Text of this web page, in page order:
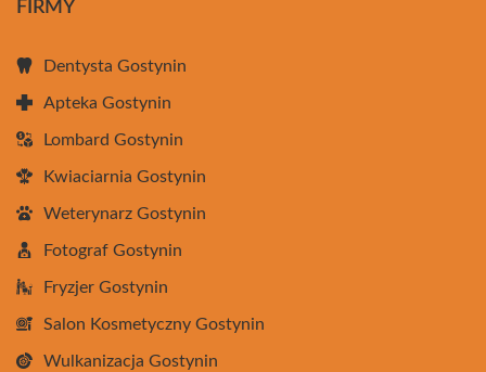
FIRMY
Dentysta Gostynin
Apteka Gostynin
Lombard Gostynin
Kwiaciarnia Gostynin
Weterynarz Gostynin
Fotograf Gostynin
Fryzjer Gostynin
Salon Kosmetyczny Gostynin
Wulkanizacja Gostynin